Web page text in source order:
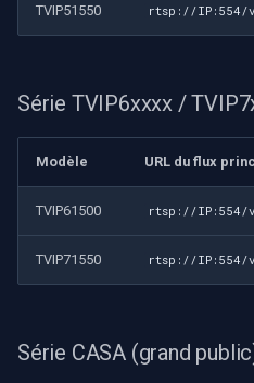
TVIP51550 rtsp://IP:554/
Série TVIP6xxxx /
Modèle URL du flux
TVIP61500 rtsp://IP:554/
TVIP71550 rtsp://IP:554/
Série CASA (grand